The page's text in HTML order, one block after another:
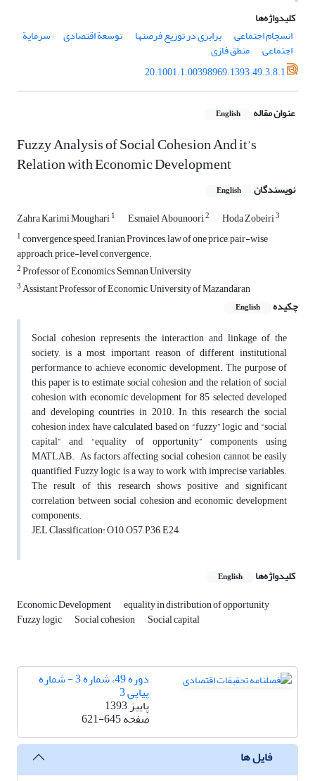
کلیدواژه‌ها
انسجام اجتماعی
برابری در توزیع فرصت‎ها توسعة اقتصادی سرمایة
اجتماعی
منطق فازی
20.1001.1.00398969.1393.49.3.8.1
عنوان مقاله English
Fuzzy Analysis of Social Cohesion And it’s
Relation with Economic Development
نویسندگان English
Zahra Karimi Moughari1 Esmaiel Abounoori2 Hoda Zobeiri3
1convergence speed, Iranian Provinces, law of one price, pair-wise
approach, price-level convergence.
2Professor of Economics, Semnan University
3Assistant Professor of Economic, University of Mazandaran
چکیده
English
Social cohesion represents the interaction and linkage of the
society, is a most important reason of different institutional
performance to achieve economic development. The purpose of
this paper is to estimate social cohesion and the relation of social
cohesion with economic development for 85 selecteddeveloped
and developing countries in 2010. In this research the social
cohesion index have calculated based on “fuzzy” logic and “social
capital” and “equality of opportunity” components using
MATLAB. As factors affecting social cohesion cannot be easily
quantified, Fuzzy logic is a way to work with imprecise variables.
The result of this research shows positive and significant
correlation between social cohesion and economic development
components.
JEL Classification: O10, O57, P36, E24
کلیدواژه‌ها English
Economic Development equality in distribution of opportunity
Fuzzy logic Social cohesion Social capital
دوره 49، شماره 3 - شماره
پیاپی 3
پاییز 1393
صفحه621-645
فایل ها